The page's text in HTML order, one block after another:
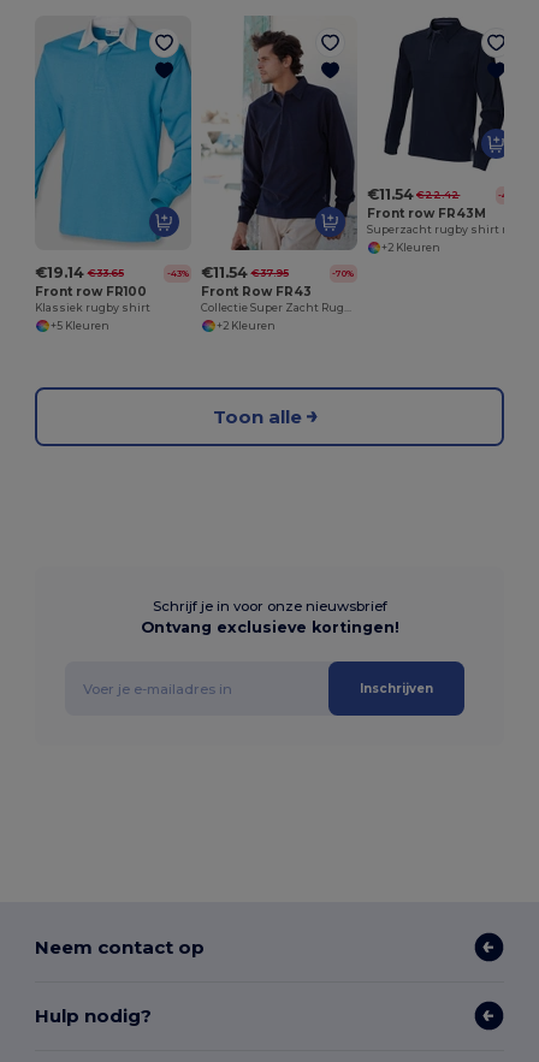
€19.14 €33.65 -43%
Front row FR100
Klassiek rugby shirt
+5 Kleuren
€11.54 €37.95 -70%
Front Row FR43
Collectie Super Zacht Rugby Shirt
+2 Kleuren
€11.54 €22.42 -49%
Front row FR43M
+2 Kleuren
Toon alle
Schrijf je in voor onze nieuwsbrief
Ontvang exclusieve kortingen!
Inschrijven
Neem contact op
Hulp nodig?